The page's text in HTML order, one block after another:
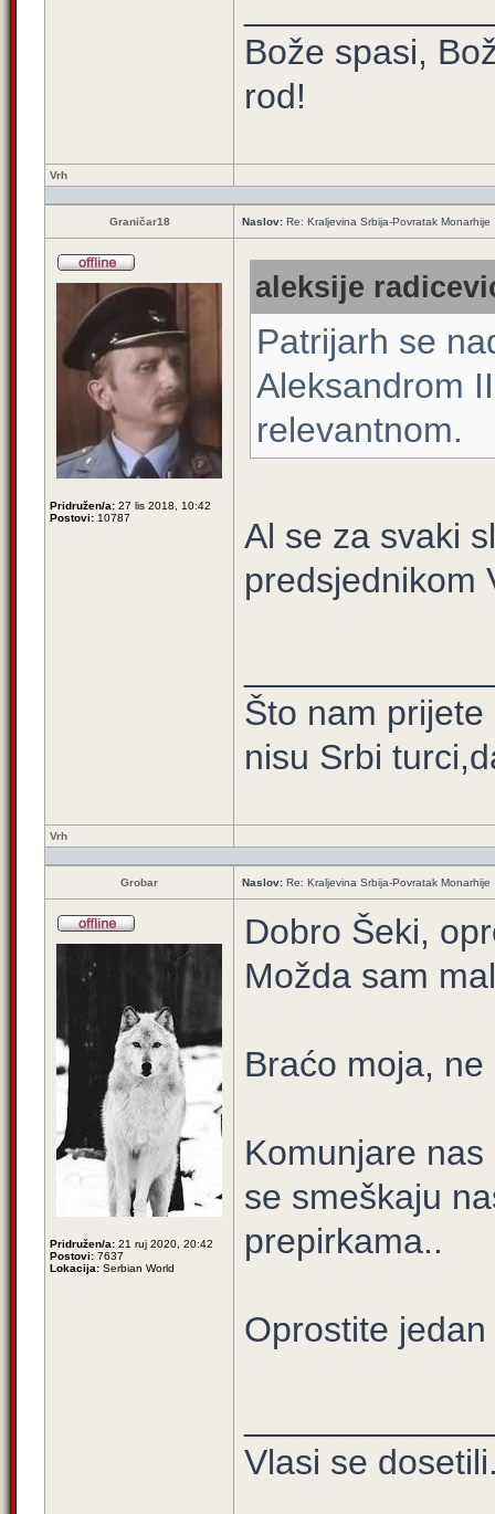
Bože spasi,
rod!
Vrh
Graničar18 Naslov: Re: Kraljevina Srbija-Povratak Monarhije
Pridružen/a: 27 lis 2018, 10:42
Postovi: 10787
aleksije
Patrijarh se
Aleksandrom
relevantnom.
Al se za svaki
predsjednikom
Što nam
nisu Srbi
Vrh
Grobar Naslov: Re: Kraljevina Srbija-Povratak Monarhije
Pridružen/a: 21 ruj 2020, 20:42
Postovi: 7637
Lokacija: Serbian World
Dobro Šeki,
Možda sam
Braćo moja,
Komunjare
se smeškaju
prepirkama..
Oprostite
Vlasi se